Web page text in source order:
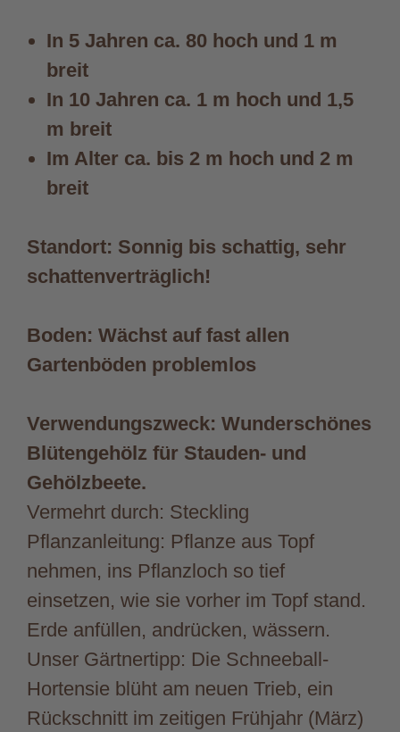
In 5 Jahren ca. 80 hoch und 1 m
breit
In 10 Jahren ca. 1 m hoch und 1,5
m breit
Im Alter ca. bis 2 m hoch und 2 m
breit
Standort: Sonnig bis schattig, sehr
schattenverträglich!
Boden: Wächst auf fast allen
Gartenböden problemlos
Verwendungszweck: Wunderschönes
Blütengehölz für Stauden- und
Gehölzbeete.
Vermehrt durch: Steckling
Pflanzanleitung: Pflanze aus Topf
nehmen, ins Pflanzloch so tief
einsetzen, wie sie vorher im Topf stand.
Erde anfüllen, andrücken, wässern.
Unser Gärtnertipp: Die Schneeball-
Hortensie blüht am neuen Trieb, ein
Rückschnitt im zeitigen Frühjahr (März)